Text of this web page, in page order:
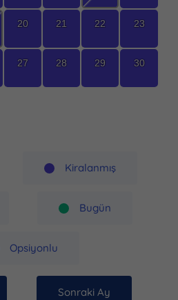
20 21 22 23
27 28 29 30
Kiralanmış
Bugün
Opsiyonlu
Sonraki Ay